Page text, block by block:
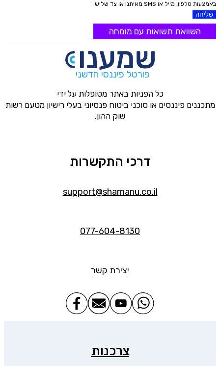
באמצעות טלפון, מייל או SMS מאיתנו או צד שלישי
שליחה
השוואת תשואות עם מומחה
פורטל פיננסי חדשני
כל הפניות באתר מטופלות על ידי
מתכננים פיננסים או סוכני ביטוח פנסיוני בעלי רישיון מטעם רשות
שוק ההון.
דרכי התקשרות
support@shamanu.co.il
077-604-8130
יצירת קשר
צרכנות